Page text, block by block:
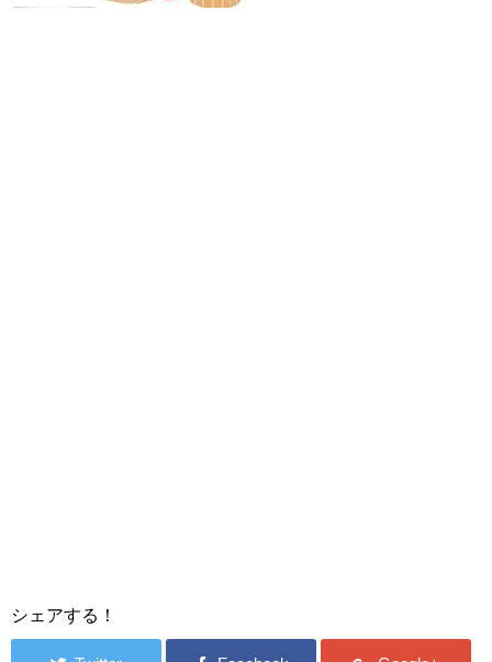
シェアする！